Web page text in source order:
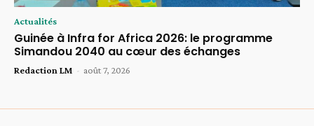
Actualités
Guinée à Infra for Africa 2026: le programme
Simandou 2040 au cœur des échanges
Redaction LM - août 7, 2026